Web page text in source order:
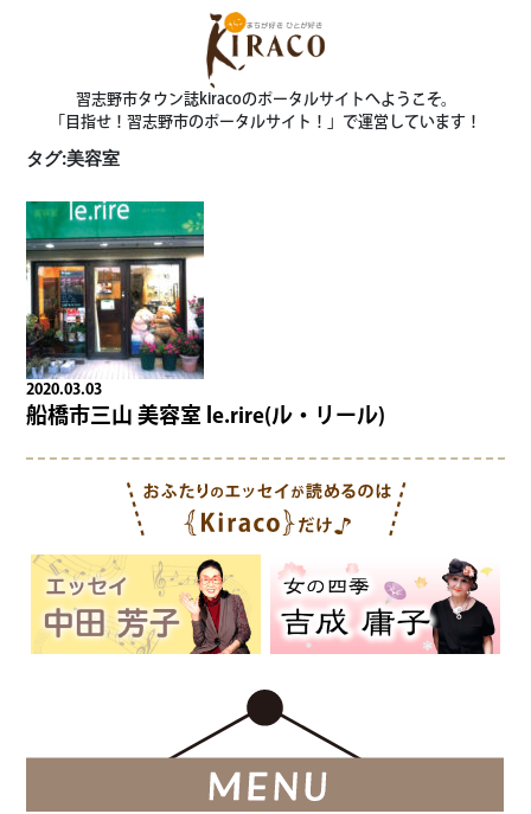
習志野市タウン誌kiracoのポータルサイトへようこそ。
「目指せ！習志野市のポータルサイト！」で運営しています！
タグ:美容室
2020.03.03
船橋市三山 美容室 le.rire(ル・リール)